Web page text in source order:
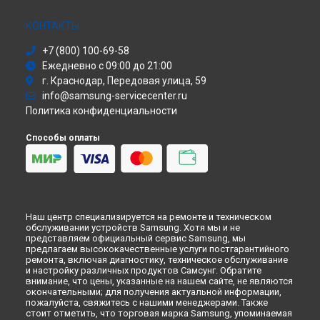
Ремонт холодильника RB-33 J3220EF Samsung в
Ремонт холодильника RB-33 J3220EF Samsung в
Ремонт холодильника RB-33 J3220EF Samsung в
Ульяновске
Ремонт холодильника RB-33 J3220EF Samsung в
Ремонт холодильника RB-33 J3220EF Samsung в
Петербурге
Моноблок
Атс
Смарт-часы
Варочная панель
Посудомоечная машина
Морозильная камера
Кондиционер
Духовой шкаф
Вытяжка
КОНТАКТЫ
+7 (800) 100-69-58
Ежедневно с 09:00 до 21:00
г. Краснодар, Передовая улица, 59
info@samsung-servicecenter.ru
Политика конфиденциальности
Способы оплаты
Наш центр специализируется на ремонте и техническом
обслуживании устройств Samsung. Хотя мы и не
представляем официальный сервис Samsung, мы
предлагаем высококачественные услуги постгарантийного
ремонта, включая диагностику, техническое обслуживание
и настройку различных продуктов Самсунг. Обратите
внимание, что цены, указанные на нашем сайте, не являются
окончательными; для получения актуальной информации,
пожалуйста, свяжитесь с нашими менеджерами. Также
стоит отметить, что торговая марка Samsung, упоминаемая